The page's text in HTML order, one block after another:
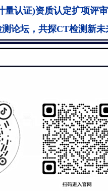
量认证)资质认定扩项评审
论坛，共探CT检测新未